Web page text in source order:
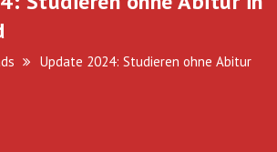
Update 2024: Studieren ohne Abitur